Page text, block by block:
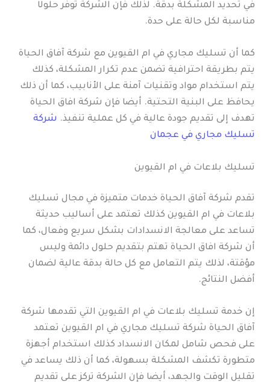
في تحديد المشكلة بدقة. لذلك فإن الشركة توفر حلولًا
مناسبة لكل حالة على حدة.
كما أن تسليك مجاري في ام القيوين مع شركة آفاق الحياة
يتم بطريقة احترافية تضمن عدم تكرار المشكلة، كذلك
يتم استخدام مواد وتقنيات آمنة على الأنابيب، كما أن ذلك
يحافظ على البنية التحتية. أيضا فإن شركة افاق الحياة
تهدف إلى تقديم جودة عالية في كل عملية تنفيذ. شركة
تسليك مجاري في عجمان
تسليك بلاعات في ام القيوين
تقدم شركة آفاق الحياة خدمات متميزة في مجال تسليك
بلاعات في ام القيوين كذلك تعتمد على أساليب حديثة
تساعد على معالجة الانسدادات بشكل سريع وفعال، كما
أن شركة افاق الحياة تهتم بتقديم حلول دائمة وليس
مؤقتة، لذلك يتم التعامل مع كل حالة بدقة عالية لضمان
أفضل النتائج.
إن خدمة تسليك بلاعات في ام القيوين التي تقدمها شركة
آفاق الحياة شركة تسليك مجاري في ام القيوين تعتمد
على فحص شامل لمكان الانسداد كذلك استخدام أجهزة
متطورة تكشف المشكلة بسهولة، كما أن ذلك يساعد في
تقليل الوقت والجهد، أيضا فإن الشركة تركز على تقديم